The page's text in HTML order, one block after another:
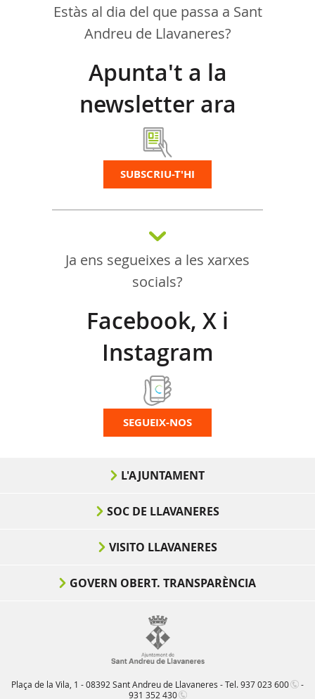
Estàs al dia del que passa a Sant
Andreu de Llavaneres?
Apunta't a la
newsletter ara
SUBSCRIU-T'HI
Ja ens segueixes a les xarxes
socials?
Facebook, X i
Instagram
SEGUEIX-NOS
L'AJUNTAMENT
SOC DE LLAVANERES
VISITO LLAVANERES
GOVERN OBERT. TRANSPARÈNCIA
Plaça de la Vila, 1 - 08392 Sant Andreu de Llavaneres - Tel.937 023 600
-
931 352 430